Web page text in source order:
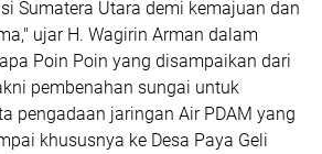
Sumatera Utara demi kemajuan dan
ujar H. Wagirin Arman dalam
Poin Poin yang disampaikan dari
pembenahan sungai untuk
pengadaan jaringan Air PDAM yang
khususnya ke Desa Paya Geli